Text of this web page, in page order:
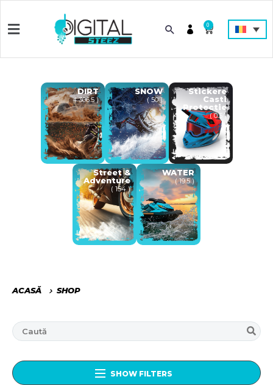
0
DIRT
( 306.5 )
SNOW
( 50 )
Stickere
Casti
Protectie
( 0.5 )
Street &
Adventure
( 154 )
WATER
( 19.5 )
ACASĂ SHOP
SHOW FILTERS